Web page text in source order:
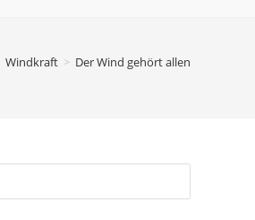
Windkraft > Der Wind gehört allen